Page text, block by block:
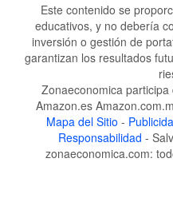
Este contenido se
educativos, y no debería
inversión o gestión de
garantizan los resultados
Zonaeconomica
Amazon.es
Mapa del Sitio -
Responsabilidad -
zonaeconomica.com: